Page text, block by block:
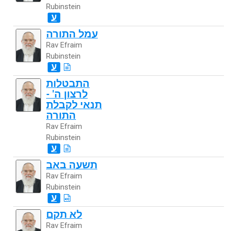
Rubinstein
ע
עמל התורה
Rav Efraim
Rubinstein
ע
התבטלות
לרצון ה' -
תנאי לקבלת
התורה
Rav Efraim
Rubinstein
ע
תשעה באב
Rav Efraim
Rubinstein
ע
לא תקם
Rav Efraim